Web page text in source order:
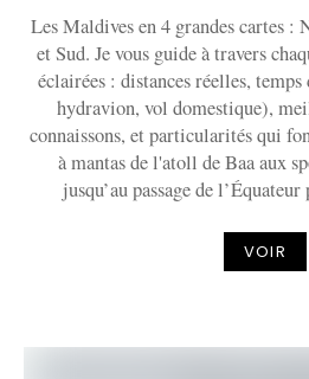
Les Maldives en 4 grandes cartes :
et Sud. Je vous guide à travers
éclairées : distances réelles,
hydravion, vol domestique),
connaissons, et particularités qui
à mantas de l'atoll de Baa aux
jusqu’au passage de
VOIR